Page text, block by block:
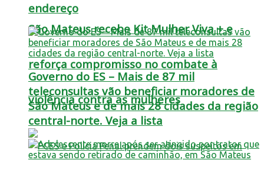
São Mateus recebe Kit Mulher Viva + e
reforça compromisso no combate à
violência contra as mulheres
endereço
Governo do ES – Mais de 87 mil
teleconsultas vão beneficiar moradores de
São Mateus e de mais 28 cidades da região
central-norte. Veja a lista